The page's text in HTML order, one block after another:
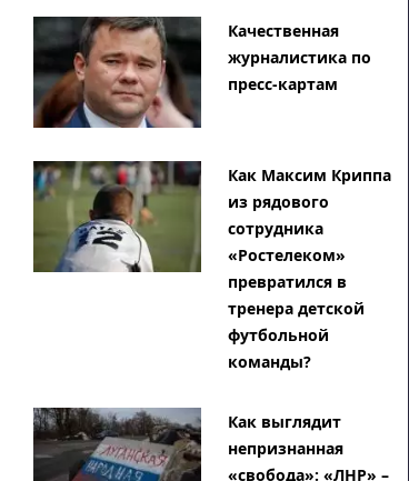
Качественная
журналистика по
пресс-картам
Как Максим Криппа
из рядового
сотрудника
«Ростелеком»
превратился в
тренера детской
футбольной
команды?
Как выглядит
непризнанная
«свобода»: «ЛНР» –